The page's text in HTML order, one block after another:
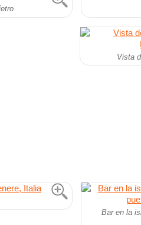
Vista
Bar en la